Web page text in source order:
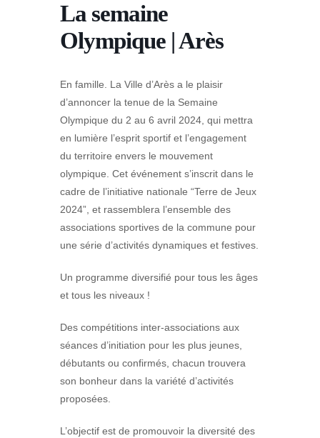
La semaine
Olympique | Arès
En famille. La Ville d’Arès a le plaisir
d’annoncer la tenue de la Semaine
Olympique du 2 au 6 avril 2024, qui mettra
en lumière l’esprit sportif et l’engagement
du territoire envers le mouvement
olympique. Cet événement s’inscrit dans le
cadre de l’initiative nationale “Terre de Jeux
2024”, et rassemblera l’ensemble des
associations sportives de la commune pour
une série d’activités dynamiques et festives.
Un programme diversifié pour tous les âges
et tous les niveaux !
Des compétitions inter-associations aux
séances d’initiation pour les plus jeunes,
débutants ou confirmés, chacun trouvera
son bonheur dans la variété d’activités
proposées.
L’objectif est de promouvoir la diversité des